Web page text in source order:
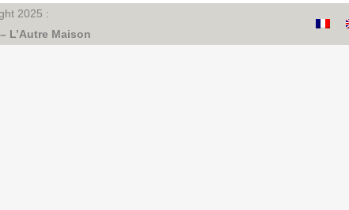
2025 :
L’Autre Maison